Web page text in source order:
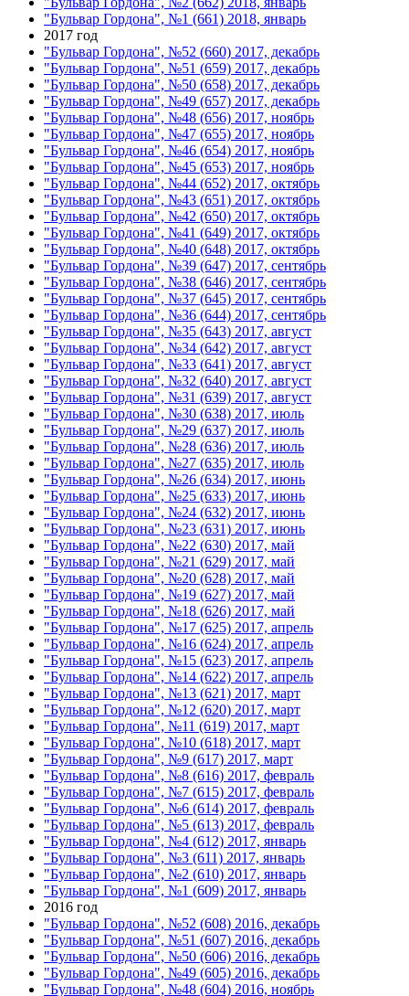
"Бульвар Гордона", №1 (661) 2018, январь
2017 год
"Бульвар Гордона", №52 (660) 2017, декабрь
"Бульвар Гордона", №51 (659) 2017, декабрь
"Бульвар Гордона", №50 (658) 2017, декабрь
"Бульвар Гордона", №49 (657) 2017, декабрь
"Бульвар Гордона", №48 (656) 2017, ноябрь
"Бульвар Гордона", №47 (655) 2017, ноябрь
"Бульвар Гордона", №46 (654) 2017, ноябрь
"Бульвар Гордона", №45 (653) 2017, ноябрь
"Бульвар Гордона", №44 (652) 2017, октябрь
"Бульвар Гордона", №43 (651) 2017, октябрь
"Бульвар Гордона", №42 (650) 2017, октябрь
"Бульвар Гордона", №41 (649) 2017, октябрь
"Бульвар Гордона", №40 (648) 2017, октябрь
"Бульвар Гордона", №39 (647) 2017, сентябрь
"Бульвар Гордона", №38 (646) 2017, сентябрь
"Бульвар Гордона", №37 (645) 2017, сентябрь
"Бульвар Гордона", №36 (644) 2017, сентябрь
"Бульвар Гордона", №35 (643) 2017, август
"Бульвар Гордона", №34 (642) 2017, август
"Бульвар Гордона", №33 (641) 2017, август
"Бульвар Гордона", №32 (640) 2017, август
"Бульвар Гордона", №31 (639) 2017, август
"Бульвар Гордона", №30 (638) 2017, июль
"Бульвар Гордона", №29 (637) 2017, июль
"Бульвар Гордона", №28 (636) 2017, июль
"Бульвар Гордона", №27 (635) 2017, июль
"Бульвар Гордона", №26 (634) 2017, июнь
"Бульвар Гордона", №25 (633) 2017, июнь
"Бульвар Гордона", №24 (632) 2017, июнь
"Бульвар Гордона", №23 (631) 2017, июнь
"Бульвар Гордона", №22 (630) 2017, май
"Бульвар Гордона", №21 (629) 2017, май
"Бульвар Гордона", №20 (628) 2017, май
"Бульвар Гордона", №19 (627) 2017, май
"Бульвар Гордона", №18 (626) 2017, май
"Бульвар Гордона", №17 (625) 2017, апрель
"Бульвар Гордона", №16 (624) 2017, апрель
"Бульвар Гордона", №15 (623) 2017, апрель
"Бульвар Гордона", №14 (622) 2017, апрель
"Бульвар Гордона", №13 (621) 2017, март
"Бульвар Гордона", №12 (620) 2017, март
"Бульвар Гордона", №11 (619) 2017, март
"Бульвар Гордона", №10 (618) 2017, март
"Бульвар Гордона", №9 (617) 2017, март
"Бульвар Гордона", №8 (616) 2017, февраль
"Бульвар Гордона", №7 (615) 2017, февраль
"Бульвар Гордона", №6 (614) 2017, февраль
"Бульвар Гордона", №5 (613) 2017, февраль
"Бульвар Гордона", №4 (612) 2017, январь
"Бульвар Гордона", №3 (611) 2017, январь
"Бульвар Гордона", №2 (610) 2017, январь
"Бульвар Гордона", №1 (609) 2017, январь
2016 год
"Бульвар Гордона", №52 (608) 2016, декабрь
"Бульвар Гордона", №51 (607) 2016, декабрь
"Бульвар Гордона", №50 (606) 2016, декабрь
"Бульвар Гордона", №49 (605) 2016, декабрь
"Бульвар Гордона", №48 (604) 2016, ноябрь